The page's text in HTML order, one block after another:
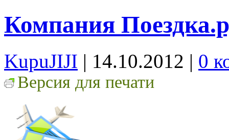
Компания
KupuJIJI | 14.10.2012 | 0
Версия для печати